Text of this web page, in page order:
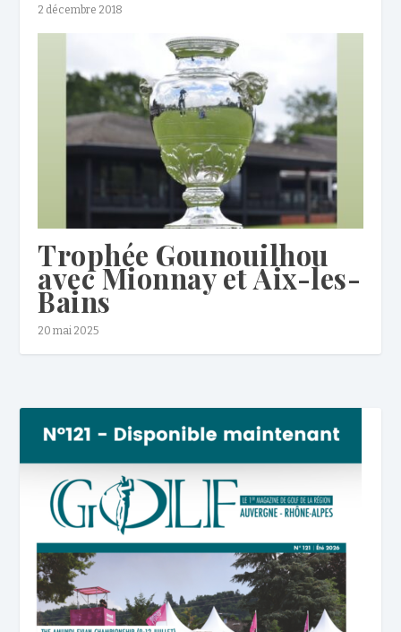
2 décembre 2018
Trophée Gounouilhou
avec Mionnay et Aix-les-
Bains
20 mai 2025